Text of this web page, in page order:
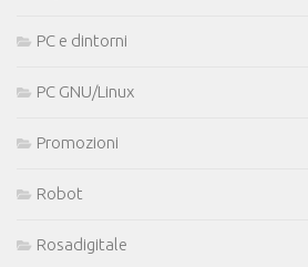
PC e dintorni
PC GNU/Linux
Promozioni
Robot
Rosadigitale